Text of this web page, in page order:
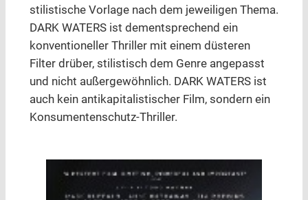
stilistische Vorlage nach dem jeweiligen Thema.
DARK WATERS ist dementsprechend ein
konventioneller Thriller mit einem düsteren
Filter drüber, stilistisch dem Genre angepasst
und nicht außergewöhnlich. DARK WATERS ist
auch kein antikapitalistischer Film, sondern ein
Konsumentenschutz-Thriller.